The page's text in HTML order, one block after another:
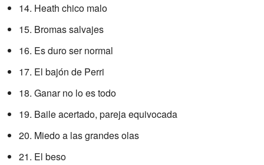
14. Heath chico malo
15. Bromas salvajes
16. Es duro ser normal
17. El bajón de Perri
18. Ganar no lo es todo
19. Baile acertado, pareja equivocada
20. Miedo a las grandes olas
21. El beso